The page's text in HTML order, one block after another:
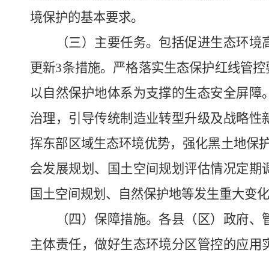
境保护的基本要求。
（三）主要任务。包括促进生态环境
更新3条措施。严格落实生态保护红线管
以自然保护地体系为支撑的生态安全屏
治理，引导传统制造业转型升级及战略
挥东部区域生态环境优势，强化黑土地保
会发展规划、国土空间规划评估情况定
国土空间规划、自然保护地等发生重大变
（四）保障措施。各县（区）政府、
主体责任，做好生态环境分区管控的应